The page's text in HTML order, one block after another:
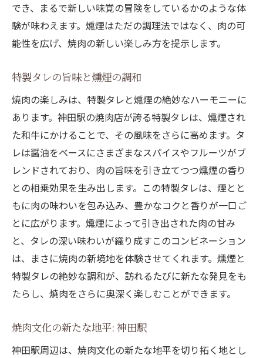
でき、まるで新しい味覚の冒険をしているかのような体
験が味わえます。燻煙はただの調理法ではなく、肉の可
能性を広げ、焼肉の新しい楽しみ方を提示します。
特製タレの旨味と燻煙の調和
焼肉の楽しみは、特製タレと燻煙の絶妙なハーモニーに
あります。神田駅の焼肉店が誇る特製タレは、燻煙され
た和牛にかけることで、その風味をさらに高めます。タ
レは醤油をベースにさまざまなスパイスやフルーツがブ
レンドされており、肉の旨味を引き立てつつ燻煙の香り
との相乗効果を生み出します。この特製タレは、煙とと
もに肉の味わいを包み込み、豊かなコクと香りが一口ご
とに広がります。燻煙によって引き出された肉の甘み
と、タレの深い味わいが織り成すこのコンビネーション
は、まさに焼肉の新境地を体験させてくれます。燻煙と
特製タレの絶妙な調和が、訪れるたびに新たな発見をも
たらし、焼肉をさらに奥深く楽しむことができます。
焼肉文化の新たな地平: 神田駅
神田駅周辺は、焼肉文化の新たな地平を切り拓く地とし